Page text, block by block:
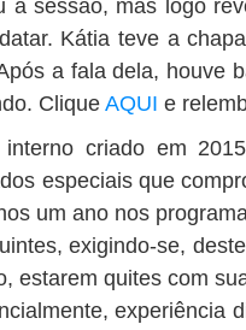
a sessão, mas logo
Kátia teve a
a fala dela, houve
Clique AQUI e
criado em
especiais que
um ano nos
exigindo-se,
estarem quites com
experiência